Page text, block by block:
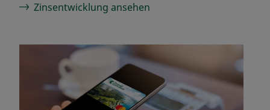
Zinsentwicklung ansehen